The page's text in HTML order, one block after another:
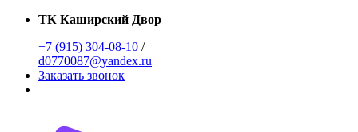
ТК Каширский Двор
+7 (915) 304-08-10 /
d0770087@yandex.ru
Заказать звонок